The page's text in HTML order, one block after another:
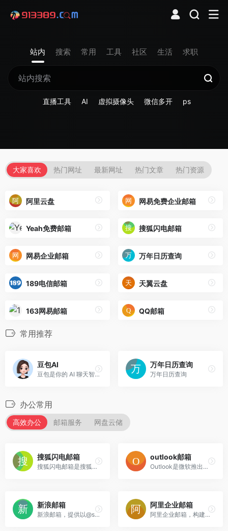
站内 搜索 常用 工具 社区 生活 求职
直播工具 AI 虚拟摄像头 微信多开 ps
大家喜欢 热门网址 最新网址 热门文章 热门资源
阿里云盘 网易免费企业邮箱
Yeah免费邮箱 搜狐闪电邮箱
网易企业邮箱 万年日历查询
189电信邮箱 天翼云盘
163网易邮箱 QQ邮箱
常用推荐
豆包AI
豆包是你的 AI 聊天智能对话问答助手，写作文案翻译编程全能工具。豆包为你答疑解惑，提供灵感，辅助创作，也可以和你畅聊任何你感兴趣的话题。
万年日历查询
万年日历查询
办公常用
高效办公 邮箱服务 网盘云储
搜狐闪电邮箱
搜狐闪电邮箱是搜狐公司推出的免费邮箱服务​（含免费版、VIP版及企业邮箱），主打“闪电速度”与多功能集成，服务于个人及中小企业用户。作为国内主流邮箱之一，其优势在于快速收发、多账户管理及积分奖励体系，但近年因安全事件引发争议。
outlook邮箱
Outlook是微软推出的综合性电子邮件服务平台，前身为Hotmail（1996年创立），2013年升级为Outlook.com并整合至微软生态系统。它不仅是邮件工具，更集成了日历、任务管理、联系人及办公协作功能，支持多平台（Web/Windows/macOS/iOS/Android），覆盖全球用户，尤其适合个人与企业高效沟通。
新浪邮箱
新浪邮箱，提供以@sina.com和@sina.cn为后缀的免费邮箱。2G超大附件和50M普通附件，容量5G至无限大，整合新浪微博应用，支持客户端收发，更加安全，更少垃圾邮件。
阿里企业邮箱
阿里企业邮箱，构建在阿里云飞天平台上的企业邮箱，低至600元即可开通。行业领先的企业邮箱，3分钟开启。